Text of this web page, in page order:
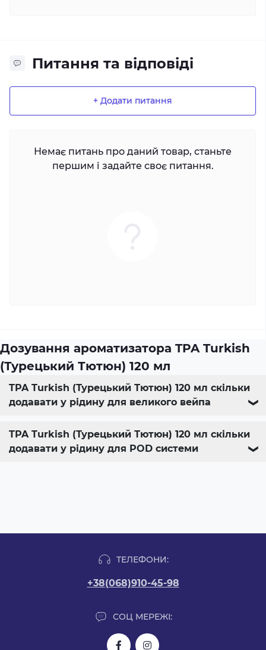
Питання та відповіді
+ Додати питання
Немає питань про даний товар, станьте
першим і задайте своє питання.
Дозування ароматизатора TPA Turkish
(Турецький Тютюн) 120 мл
TPA Turkish (Турецький Тютюн) 120 мл скільки
додавати у рідину для великого вейпа
❯
TPA Turkish (Турецький Тютюн) 120 мл скільки
додавати у рідину для POD системи
❯
ТЕЛЕФОНИ:
+38(068)910-45-98
СОЦ МЕРЕЖІ: